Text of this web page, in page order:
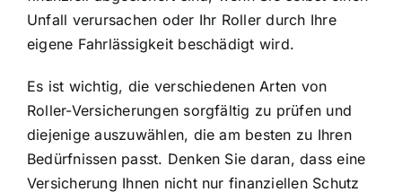
Unfall verursachen oder Ihr Roller durch Ihre
eigene Fahrlässigkeit beschädigt wird.
Es ist wichtig, die verschiedenen Arten von
Roller-Versicherungen sorgfältig zu prüfen und
diejenige auszuwählen, die am besten zu Ihren
Bedürfnissen passt. Denken Sie daran, dass eine
Versicherung Ihnen nicht nur finanziellen Schutz